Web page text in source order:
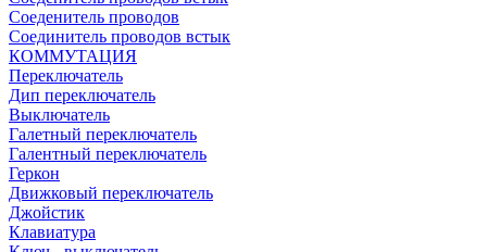
Соеденитель проводов
Соединитель проводов встык
КОММУТАЦИЯ
Переключатель
Дип переключатель
Выключатель
Галетный переключатель
Галентный переключатель
Геркон
Движковый переключатель
Джойстик
Клавиатура